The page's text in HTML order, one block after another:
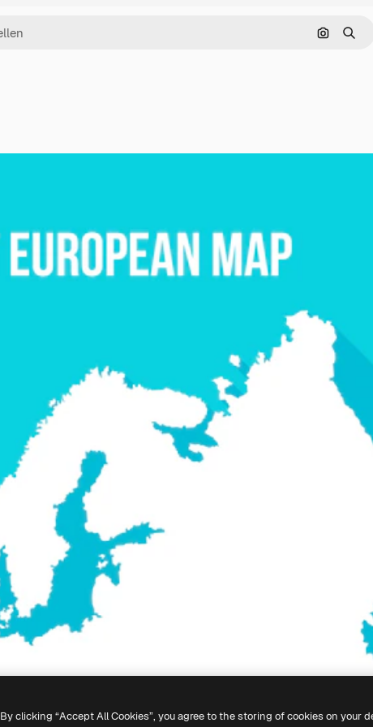
Nach
By clicking “Accept All Cookies”, you agree to the storing of cookies on your